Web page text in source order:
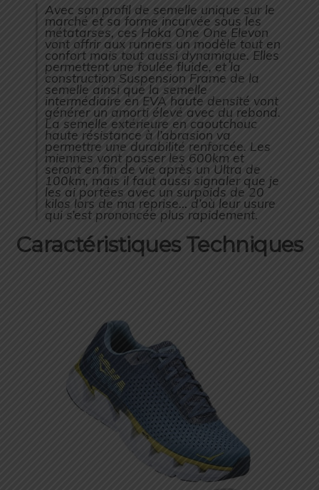
Avec son profil de semelle unique sur le
marché et sa forme incurvée sous les
métatarses, ces Hoka One One Elevon
vont offrir aux runners un modèle tout en
confort mais tout aussi dynamique. Elles
permettent une foulée fluide, et la
construction Suspension Frame de la
semelle ainsi que la semelle
intermédiaire en EVA haute densité vont
générer un amorti élevé avec du rebond.
La semelle extérieure en caoutchouc
haute résistance à l’abrasion va
permettre une durabilité renforcée. Les
miennes vont passer les 600km et
seront en fin de vie après un Ultra de
100km, mais il faut aussi signaler que je
les ai portées avec un surpoids de 20
kilos lors de ma reprise… d’où leur usure
qui s’est prononcée plus rapidement.
Caractéristiques Techniques